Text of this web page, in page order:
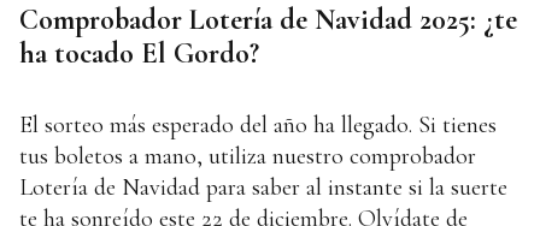
Comprobador Lotería de Navidad 2025: ¿te
ha tocado El Gordo?
El sorteo más esperado del año ha llegado. Si tienes
tus boletos a mano, utiliza nuestro comprobador
Lotería de Navidad para saber al instante si la suerte
te ha sonreído este 22 de diciembre. Olvídate de